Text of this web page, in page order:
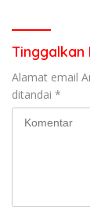
Tinggalkan
Alamat email
ditandai *